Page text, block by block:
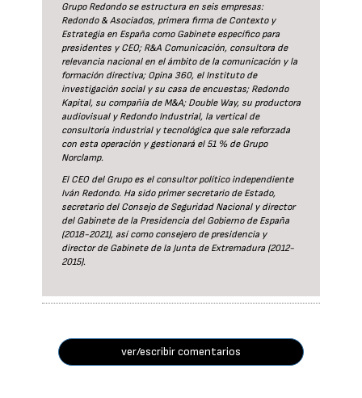
Grupo Redondo se estructura en seis empresas:
Redondo & Asociados, primera firma de Contexto y
Estrategia en España como Gabinete específico para
presidentes y CEO; R&A Comunicación, consultora de
relevancia nacional en el ámbito de la comunicación y la
formación directiva; Opina 360, el Instituto de
investigación social y su casa de encuestas; Redondo
Kapital, su compañía de M&A; Double Way, su productora
audiovisual y Redondo Industrial, la vertical de
consultoría industrial y tecnológica que sale reforzada
con esta operación y gestionará el 51 % de Grupo
Norclamp.
El CEO del Grupo es el consultor político independiente
Iván Redondo. Ha sido primer secretario de Estado,
secretario del Consejo de Seguridad Nacional y director
del Gabinete de la Presidencia del Gobierno de España
(2018-2021), así como consejero de presidencia y
director de Gabinete de la Junta de Extremadura (2012-
2015).
ver/escribir comentarios